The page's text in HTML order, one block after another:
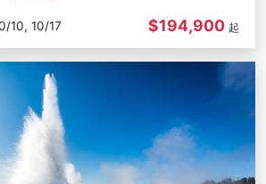
10/02, 10/03, 10/10, 10/17 $194,900 起